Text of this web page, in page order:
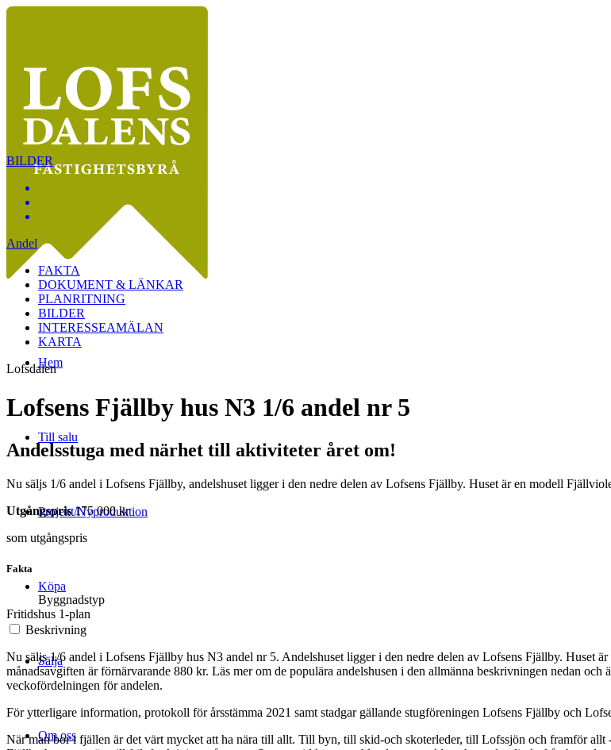
Hem
Till salu
Projekt/Nyproduktion
Köpa
Sälja
Om oss
BILDER
Andel
FAKTA
DOKUMENT & LÄNKAR
PLANRITNING
BILDER
INTERESSEAMÄLAN
KARTA
Lofsdalen
Lofsens Fjällby hus N3 1/6 andel nr 5
Andelsstuga med närhet till aktiviteter året om!
Nu säljs 1/6 andel i Lofsens Fjällby, andelshuset ligger i den nedre delen av Lofsens Fjällby. Huset är en modell
Utgångspris175 000 kr
som utgångspris
Fakta
Byggnadstyp
Fritidshus 1-plan
Beskrivning
Nu säljs 1/6 andel i Lofsens Fjällby hus N3 andel nr 5. Andelshuset ligger i den nedre delen av Lofsens Fjällby. Huset
månadsavgiften är förnärvarande 880 kr. Läs mer om de populära andelshusen i den allmänna beskrivningen nedan
veckofördelningen för andelen.
För ytterligare information, protokoll för årsstämma 2021 samt stadgar gällande stugföreningen Lofsens Fjällby och
När man bor i fjällen är det värt mycket att ha nära till allt. Till byn, till skid-och skoterleder, till Lofssjön och framför